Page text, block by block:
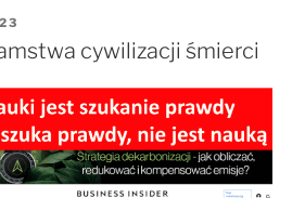
cywilizacji śmierci